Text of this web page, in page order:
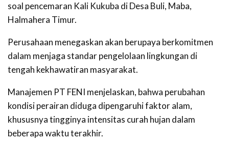
soal pencemaran Kali Kukuba di Desa Buli, Maba,
Halmahera Timur.
Perusahaan menegaskan akan berupaya berkomitmen
dalam menjaga standar pengelolaan lingkungan di
tengah kekhawatiran masyarakat.
‎Manajemen PT FENI menjelaskan, bahwa perubahan
kondisi perairan diduga dipengaruhi faktor alam,
khususnya tingginya intensitas curah hujan dalam
beberapa waktu terakhir.